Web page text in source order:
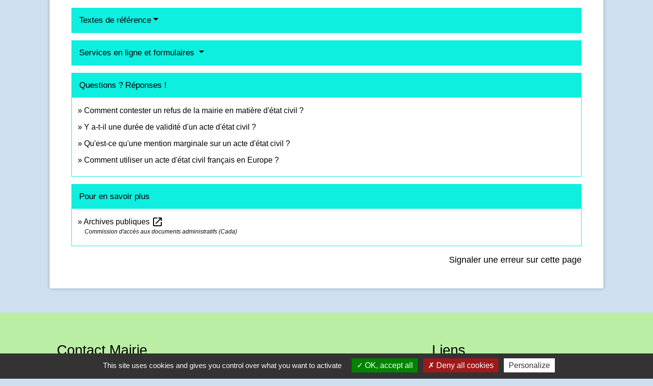
Textes de référence
Services en ligne et formulaires
Questions ? Réponses !
Comment contester un refus de la mairie en matière d'état civil ?
Y a-t-il une durée de validité d'un acte d'état civil ?
Qu'est-ce qu'une mention marginale sur un acte d'état civil ?
Comment utiliser un acte d'état civil français en Europe ?
Pour en savoir plus
Archives publiques open_in_new
Commission d'accès aux documents administratifs (Cada)
Signaler une erreur sur cette page
Contact Mairie Liens
Communauté de Communes Inter-Caux Vexin
This site uses cookies and gives you control over what you want to activate OK, accept all Deny all cookies Personalize